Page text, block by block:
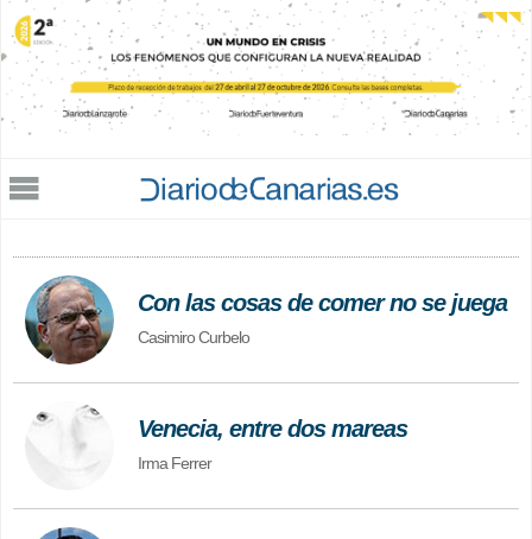
Jump to navigation
Con las cosas de comer no se juega
Casimiro Curbelo
Venecia, entre dos mareas
Irma Ferrer